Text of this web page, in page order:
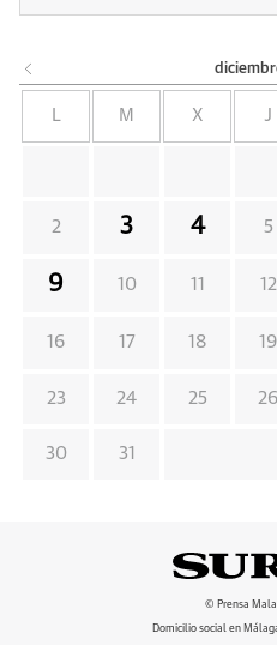
L M X J
2 3 4 5
9 10 11 12
16 17 18 19
23 24 25 26
30 31
© Prensa
Domicilio social en